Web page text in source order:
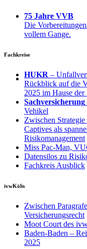
75 Jahre VVB
Die
vollem Gange.
Fachkreise
HUKR –
Rückblick auf die
2025 im Hause
Sachversicherung
Vehikel
Zwischen
Captives als
Risikomanagement
Miss Pac-Man,
Datensilos zu
Fachkreis Ausblick
ivwKöln
Zwischen
Versicherungsrecht
Moot Court des
Baden-Baden –
2025